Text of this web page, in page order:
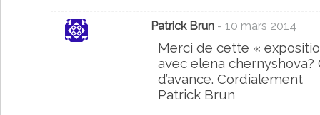
Patrick Brun - 10 mars 2014
Merci de cette «
avec elena
d’avance. Cordialement
Patrick Brun